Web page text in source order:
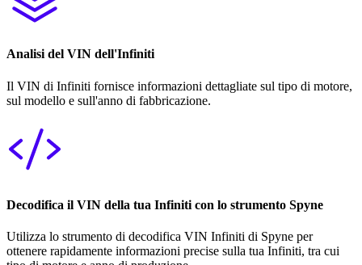
Analisi del VIN dell'Infiniti
Il VIN di Infiniti fornisce informazioni dettagliate sul tipo di motore,
sul modello e sull'anno di fabbricazione.
Decodifica il VIN della tua Infiniti con lo strumento Spyne
Utilizza lo strumento di decodifica VIN Infiniti di Spyne per
ottenere rapidamente informazioni precise sulla tua Infiniti, tra cui